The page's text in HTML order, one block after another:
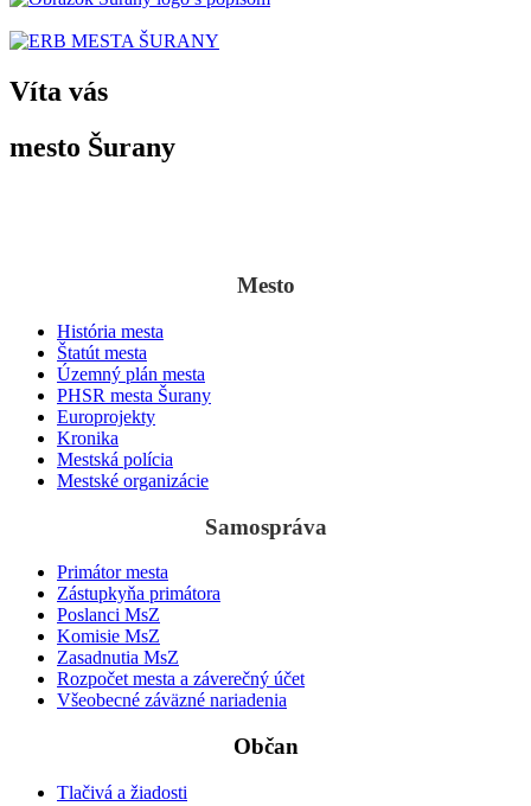
Víta vás
mesto Šurany
Mesto
História mesta
Štatút mesta
Územný plán mesta
PHSR mesta Šurany
Europrojekty
Kronika
Mestská polícia
Mestské organizácie
Samospráva
Primátor mesta
Zástupkyňa primátora
Poslanci MsZ
Komisie MsZ
Zasadnutia MsZ
Rozpočet mesta a záverečný účet
Všeobecné záväzné nariadenia
Občan
Tlačivá a žiadosti